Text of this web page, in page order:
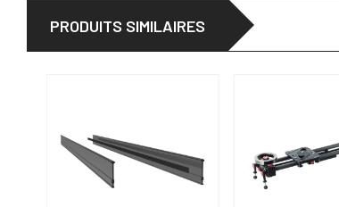
PRODUITS SIMILAIRES